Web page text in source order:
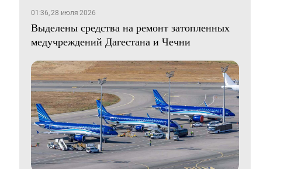
01:36, 28 июля 2026
Выделены средства на ремонт затопленных
медучреждений Дагестана и Чечни